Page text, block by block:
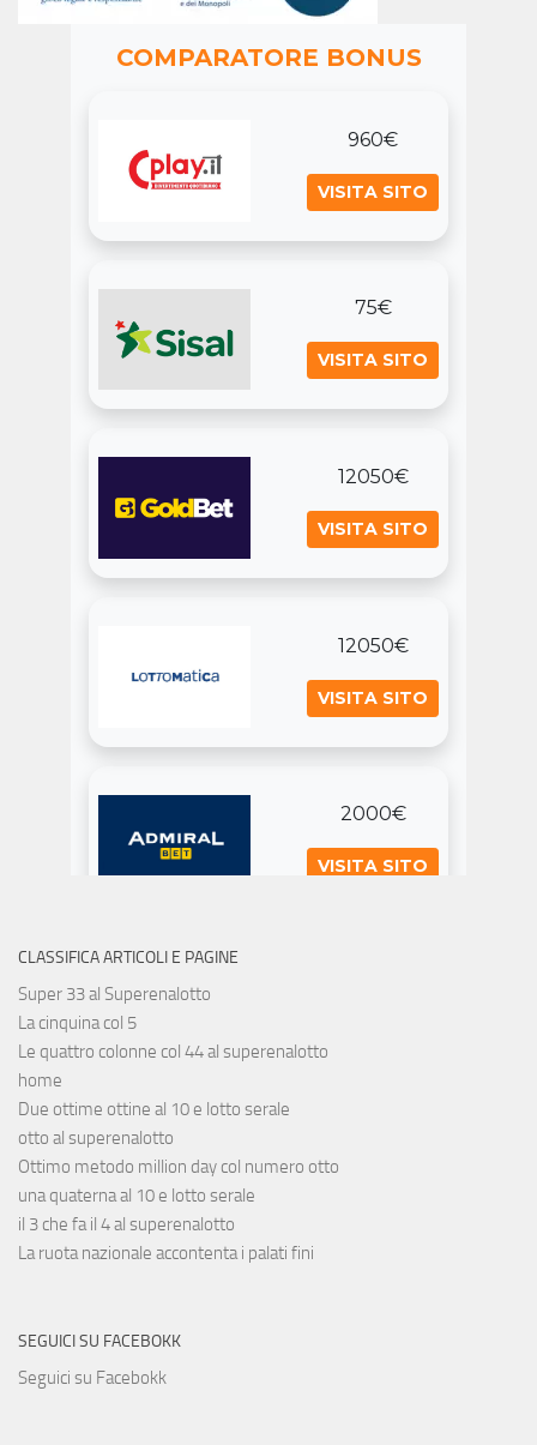
CLASSIFICA ARTICOLI E PAGINE
Super 33 al Superenalotto
La cinquina col 5
Le quattro colonne col 44 al superenalotto
home
Due ottime ottine al 10 e lotto serale
otto al superenalotto
Ottimo metodo million day col numero otto
una quaterna al 10 e lotto serale
il 3 che fa il 4 al superenalotto
La ruota nazionale accontenta i palati fini
SEGUICI SU FACEBOKK
Seguici su Facebokk